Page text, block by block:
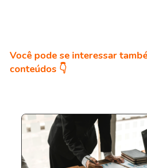
Você pode se interessar
conteúdos 👇